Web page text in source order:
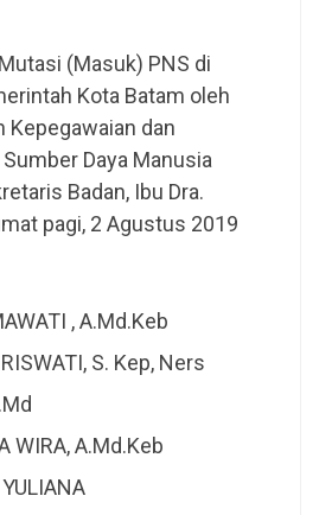
(Masuk) PNS di
Kota Batam oleh
Kepegawaian dan
Daya Manusia
Badan, Ibu Dra.
pagi, 2 Agustus 2019
, A.Md.Keb
S. Kep, Ners
WIRA, A.Md.Keb